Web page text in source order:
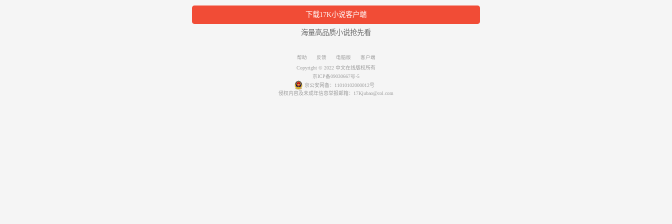
下载17K小说客户端
海量高品质小说抢先看
帮助 反馈 电脑版
客户端
Copyright © 2022 中文在线版权所有
京ICP备09030667号-5
京公安网备：11010102000012号
侵权内容及未成年信息举报邮箱：17Kjubao@col.com